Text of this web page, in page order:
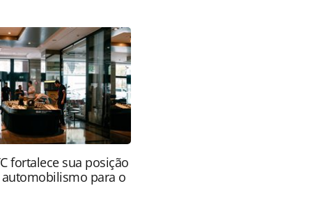
ou as ferramentas oferecidas na
PANROTAS Editora é protegido pela legislação
o conteúdo sem autorização da
fortalece sua posição
para o